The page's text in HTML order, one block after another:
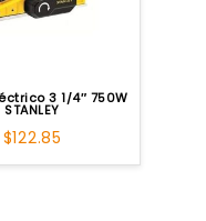
3 1/4″ 750W
STANLEY
$122.85